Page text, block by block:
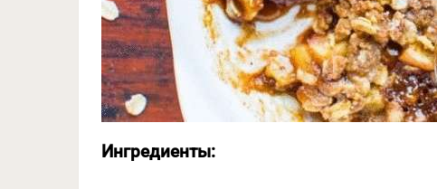
Ингредиенты: